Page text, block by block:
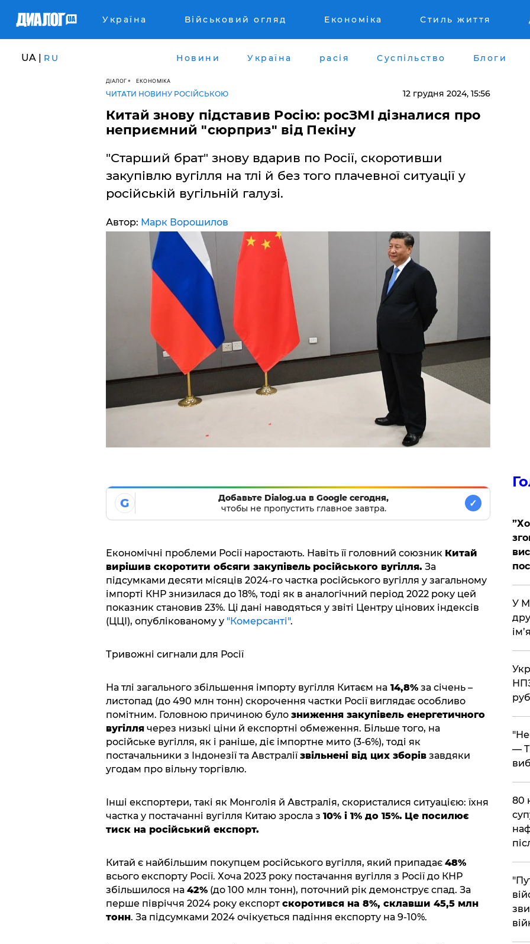
Україна Військовий огляд Економіка Стиль життя
UA | RU Новини Україна расія Суспільство Блоги
ДІАЛОГ ЕКОНОМІКА
ЧИТАТИ НОВИНУ РОСІЙСЬКОЮ 12 грудня 2024, 15:56
Китай знову підставив Росію: росЗМІ дізналися про
неприємний "сюрприз" від Пекіну
"Старший брат" знову вдарив по Росії, скоротивши
закупівлю вугілля на тлі й без того плачевної ситуації у
російській вугільній галузі.
Автор: Марк Ворошилов
G
Добавьте Dialog.ua в Google сегодня,
чтобы не пропустить главное завтра.
✓
Економічні проблеми Росії наростають. Навіть її головний союзник Китай
вирішив скоротити обсяги закупівель російського вугілля. За
підсумками десяти місяців 2024-го частка російського вугілля у загальному
імпорті КНР знизилася до 18%, тоді як в аналогічний період 2022 року цей
показник становив 23%. Ці дані наводяться у звіті Центру цінових індексів
(ЦЦІ), опублікованому у "Комерсанті".
Тривожні сигнали для Росії
На тлі загального збільшення імпорту вугілля Китаєм на14,8%за січень –
листопад (до 490 млн тонн) скорочення частки Росії виглядає особливо
помітним. Головною причиною було зниження закупівель енергетичного
вугіллячерез низькі ціни й експортні обмеження. Більше того, на
російське вугілля, як і раніше, діє імпортне мито (3-6%), тоді як
постачальники з Індонезії та Австралії звільнені від цих зборівзавдяки
угодам про вільну торгівлю.
Інші експортери, такі як Монголія й Австралія, скористалися ситуацією: їхня
частка у постачанні вугілля Китаю зросла з 10% і 1% до 15%. Це посилює
тиск на російський експорт.
Китай є найбільшим покупцем російського вугілля, який припадає 48%
всього експорту Росії. Хоча 2023 року постачання вугілля з Росії до КНР
збільшилося на 42%(до 100 млн тонн), поточний рік демонструє спад. За
перше півріччя 2024 року експорт скоротився на 8%, склавши 45,5 млн
тонн. За підсумками 2024 очікується падіння експорту на 9-10%.
​У
ім’я
—
​80